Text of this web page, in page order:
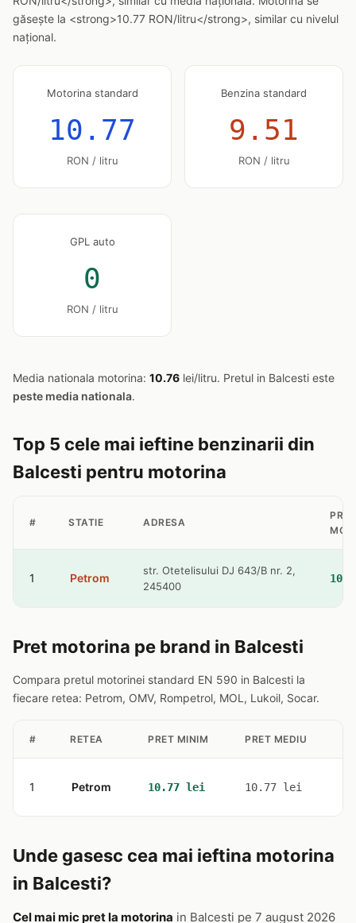
găsește la <strong>10.77 RON/litru</strong>, similar cu nivelul
național.
Motorina standard
10.77
RON / litru
Benzina standard
9.51
RON / litru
GPL auto
0
RON / litru
Media nationala motorina: 10.76 lei/litru. Pretul in Balcesti este
peste media nationala.
Top 5 cele mai ieftine benzinarii din
Balcesti pentru motorina
# STATIE ADRESA
PRET
1 Petrom
str. Otetelisului DJ 643/B nr. 2,
245400
Pret motorina pe brand in Balcesti
Compara pretul motorinei standard EN 590 in Balcesti la
fiecare retea: Petrom, OMV, Rompetrol, MOL, Lukoil, Socar.
# RETEA PRET MINIM PRET MEDIU
1 Petrom 10.77 lei 10.77 lei
Unde gasesc cea mai ieftina motorina
in Balcesti?
Cel mai mic pret la motorina in Balcesti pe 7 august 2026